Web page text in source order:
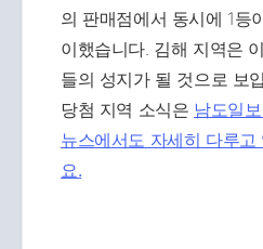
의 판매점에서 동시에 1등
이했습니다. 김해 지역은
들의 성지가 될 것으로 보
당첨 지역 소식은 남도일
뉴스에서도 자세히 다루
요.